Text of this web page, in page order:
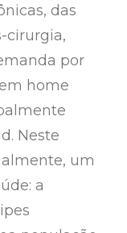
das
cirurgia,
por
home
Neste
um
a